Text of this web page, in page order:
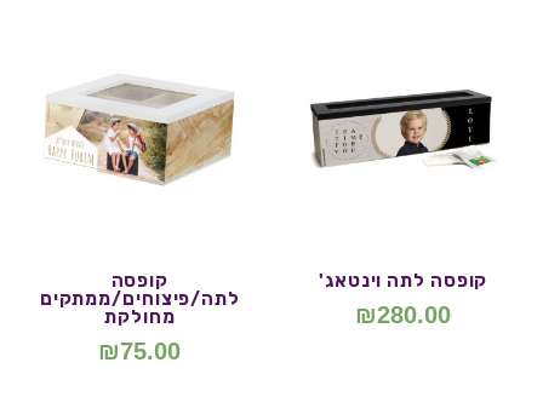
קופסה לתה וינטאג'
₪280.00
קופסה
לתה/פיצוחים/ממתקים
מחולקת
₪75.00